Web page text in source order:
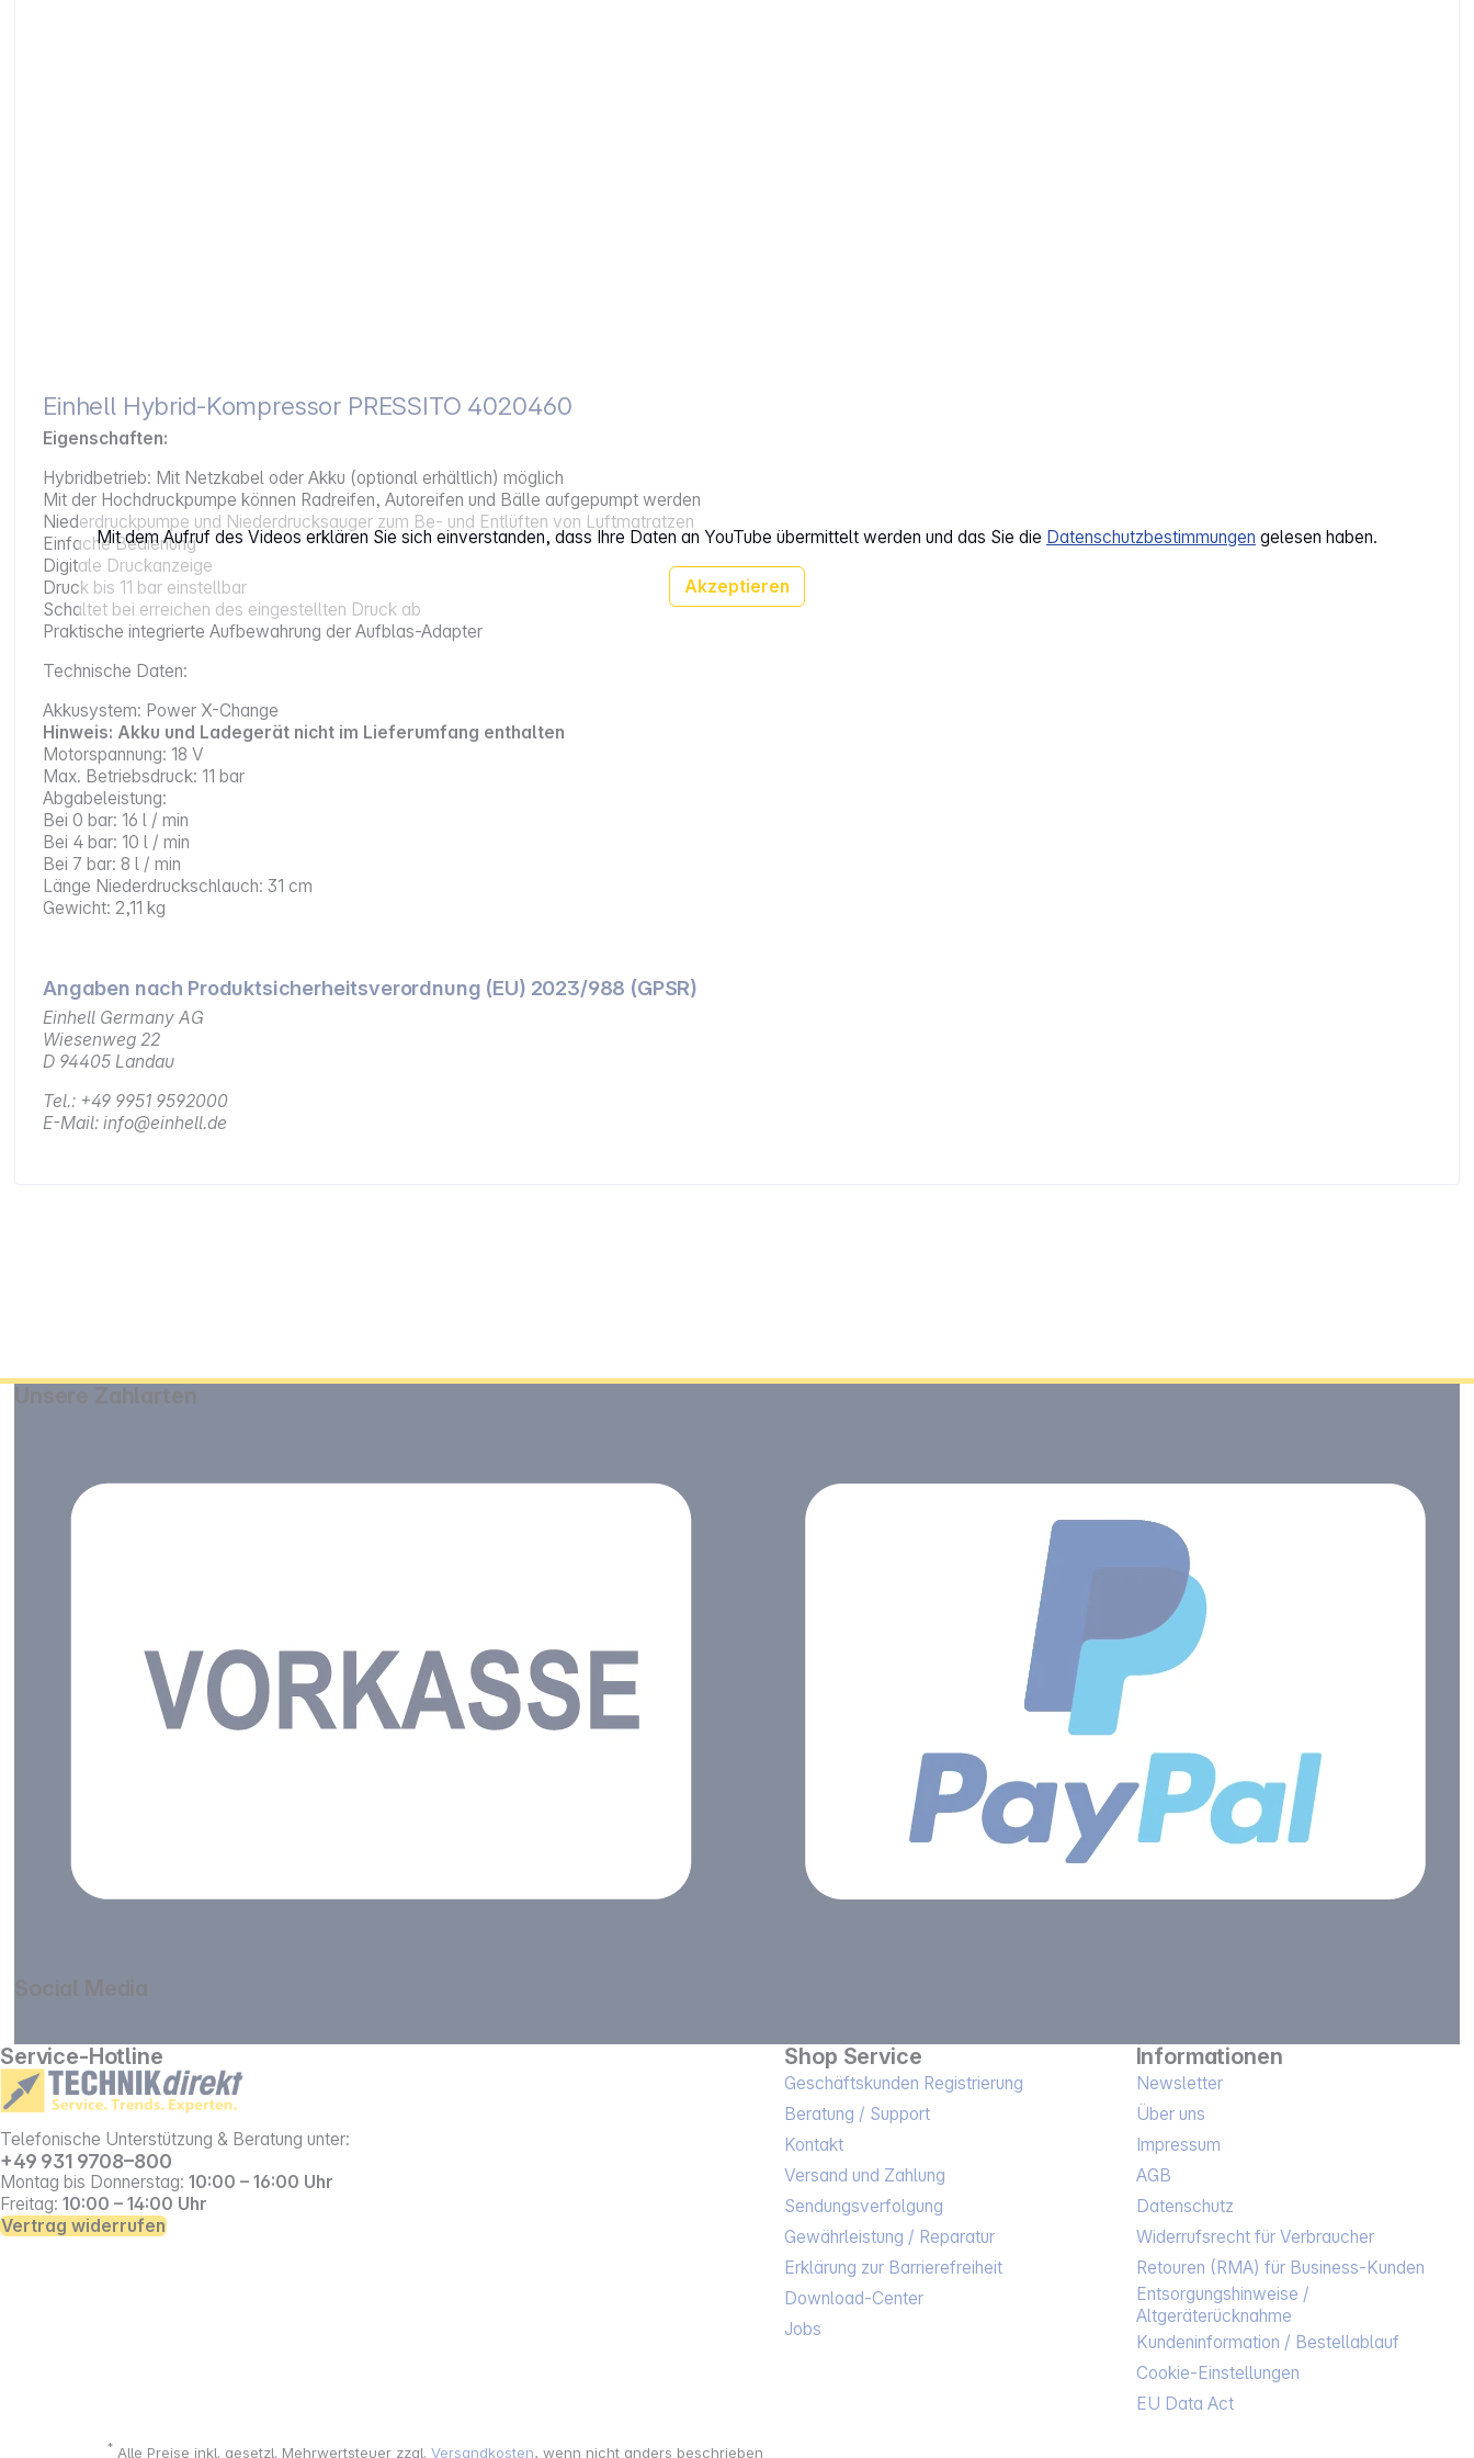
Mit dem Aufruf des Videos erklären Sie sich einverstanden, dass Ihre Daten an YouTube übermittelt werden und das Sie die Datenschutzbestimmungen gelesen haben.
Akzeptieren
Einhell Hybrid-Kompressor PRESSITO 4020460
Eigenschaften:
Hybridbetrieb: Mit Netzkabel oder Akku (optional erhältlich) möglich
Mit der Hochdruckpumpe können Radreifen, Autoreifen und Bälle aufgepumpt werden
Niederdruckpumpe und Niederdrucksauger zum Be- und Entlüften von Luftmatratzen
Einfache Bedienung
Digitale Druckanzeige
Druck bis 11 bar einstellbar
Schaltet bei erreichen des eingestellten Druck ab
Praktische integrierte Aufbewahrung der Aufblas-Adapter
Technische Daten:
Akkusystem: Power X-Change
Hinweis: Akku und Ladegerät nicht im Lieferumfang enthalten
Motorspannung: 18 V
Max. Betriebsdruck: 11 bar
Abgabeleistung:
Bei 0 bar: 16 l / min
Bei 4 bar: 10 l / min
Bei 7 bar: 8 l / min
Länge Niederdruckschlauch: 31 cm
Gewicht: 2,11 kg
Angaben nach Produktsicherheitsverordnung (EU) 2023/988 (GPSR)
Einhell Germany AG
Wiesenweg 22
D 94405 Landau
Tel.: +49 9951 9592000
E-Mail: info@einhell.de
Service-Hotline
Telefonische Unterstützung & Beratung unter:
+49 931 9708–800
Montag bis Donnerstag: 10:00 – 16:00 Uhr
Freitag: 10:00 – 14:00 Uhr
Vertrag widerrufen
Shop Service
Geschäftskunden Registrierung
Beratung / Support
Kontakt
Versand und Zahlung
Sendungsverfolgung
Gewährleistung / Reparatur
Erklärung zur Barrierefreiheit
Download-Center
Jobs
Informationen
Newsletter
Über uns
Impressum
AGB
Datenschutz
Widerrufsrecht für Verbraucher
Retouren (RMA) für Business-Kunden
Entsorgungshinweise /
Altgeräterücknahme
Kundeninformation / Bestellablauf
Cookie-Einstellungen
EU Data Act
* Alle Preise inkl. gesetzl. Mehrwertsteuer zzgl.Versandkosten, wenn nicht anders beschrieben